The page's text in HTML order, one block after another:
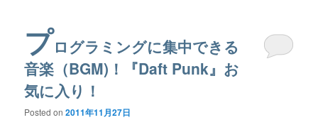
プログラミングに集中できる
音楽（BGM)！『Daft Punk』お
気に入り！
Posted on2011年11月27日